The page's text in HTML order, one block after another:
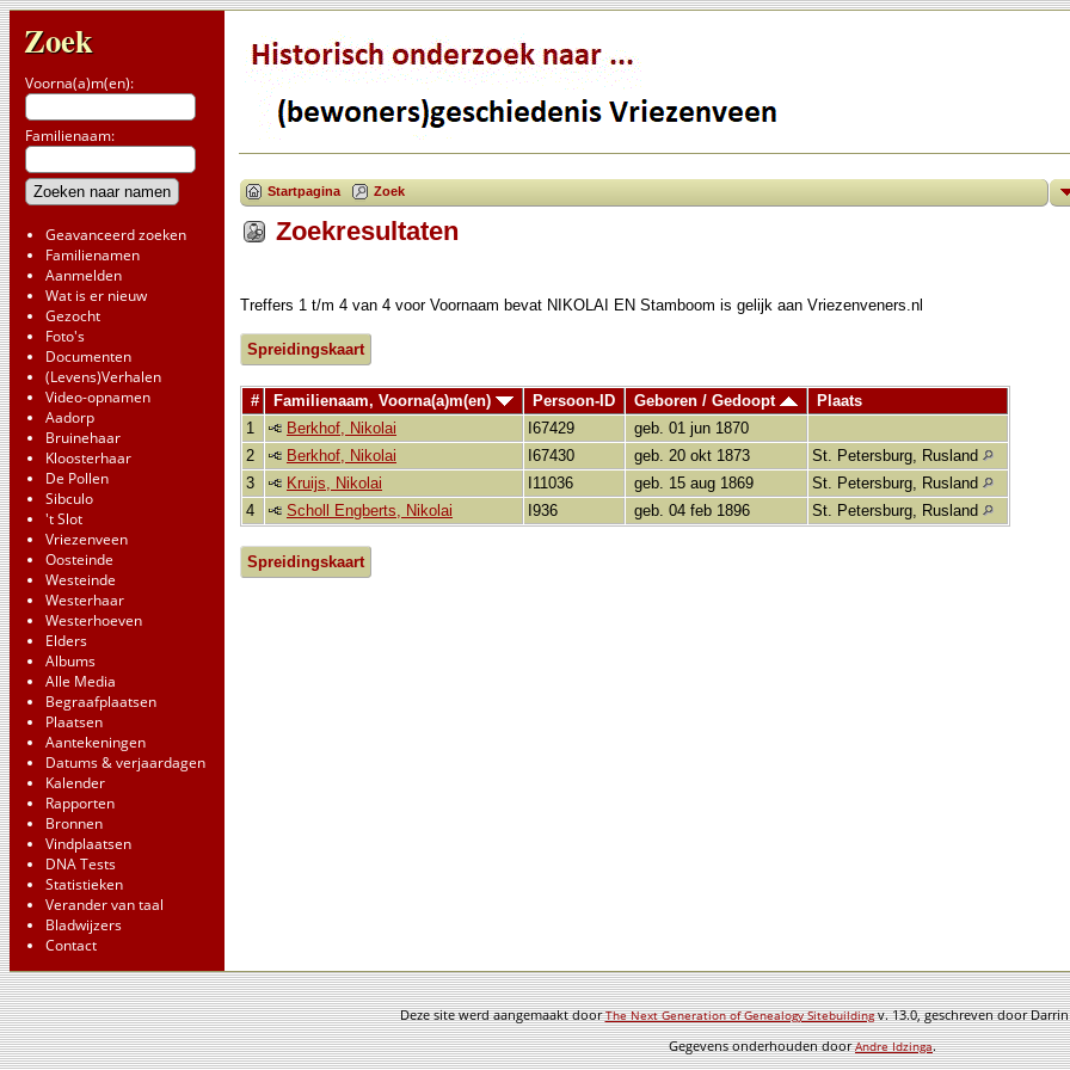
Zoek
Voorna(a)m(en):
Familienaam:
Geavanceerd zoeken
Familienamen
Aanmelden
Wat is er nieuw
Gezocht
Foto's
Documenten
(Levens)Verhalen
Video-opnamen
Aadorp
Bruinehaar
Kloosterhaar
De Pollen
Sibculo
't Slot
Vriezenveen
Oosteinde
Westeinde
Westerhaar
Westerhoeven
Elders
Albums
Alle Media
Begraafplaatsen
Plaatsen
Aantekeningen
Datums & verjaardagen
Kalender
Rapporten
Bronnen
Vindplaatsen
DNA Tests
Statistieken
Verander van taal
Bladwijzers
Contact
Startpagina Zoek
Zoekresultaten
Treffers 1 t/m 4 van 4 voor Voornaam bevat NIKOLAI EN Stamboom is gelijk aan Vriezenveners.nl
Spreidingskaart
# Familienaam, Voorna(a)m(en) Persoon-ID Geboren / Gedoopt
Plaats
1
Berkhof, Nikolai I67429
geb. 01 jun 1870
2
Berkhof, Nikolai I67430 geb. 20 okt 1873
St. Petersburg, Rusland
3
Kruijs, Nikolai I11036 geb. 15 aug 1869
St. Petersburg, Rusland
4
Scholl Engberts, Nikolai I936 geb. 04 feb 1896 St. Petersburg, Rusland
Spreidingskaart
Deze site werd aangemaakt doorThe Next Generation of Genealogy Sitebuildingv. 13.0, geschreven door
Gegevens onderhouden doorAndre Idzinga.